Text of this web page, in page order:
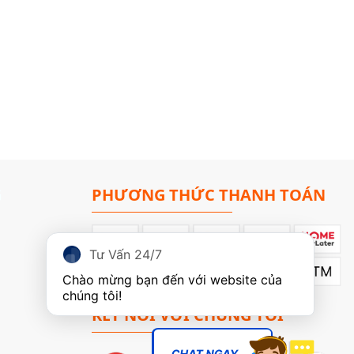
PHƯƠNG THỨC THANH TOÁN
KẾT NỐI VỚI CHÚNG TÔI
Tư Vấn 24/7
Chào mừng bạn đến với website của
chúng tôi!